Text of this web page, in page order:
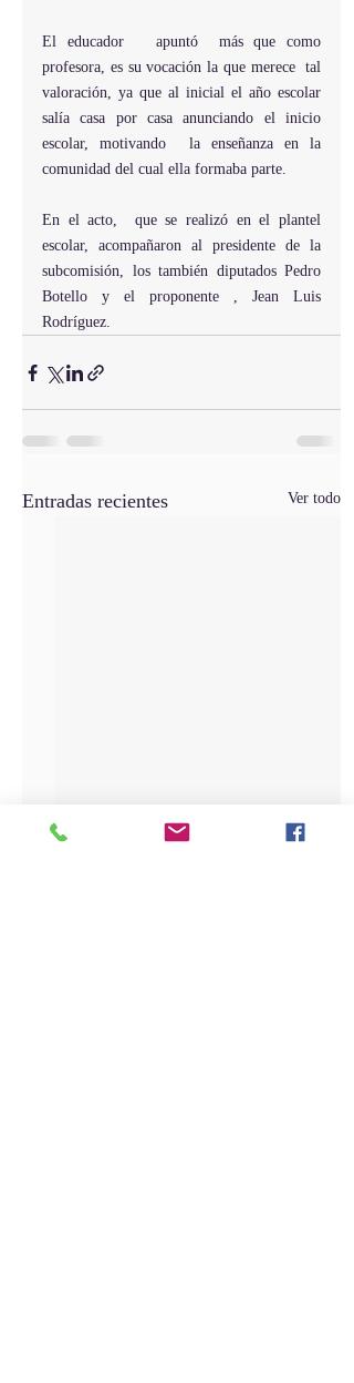
El educador   apuntó  más que como
profesora, es su vocación la que merece  tal
valoración, ya que al inicial el año escolar
salía casa por casa anunciando el inicio
escolar, motivando  la enseñanza en la
comunidad del cual ella formaba parte.
En el acto,  que se realizó en el plantel
escolar, acompañaron al presidente de la
subcomisión, los también diputados Pedro
Botello y el proponente , Jean Luis
Rodríguez.
Entradas recientes Ver todo